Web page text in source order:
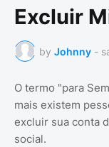
Excluir
by Johnny -
O termo "para
mais existem
excluir sua conta
social.